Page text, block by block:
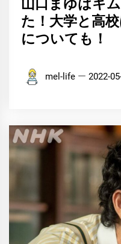
た！大学と高
についても！
mel-life 2022-